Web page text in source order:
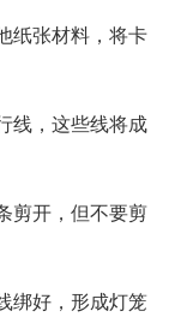
纸张材料，将卡
线，这些线将成
剪开，但不要剪
绑好，形成灯笼